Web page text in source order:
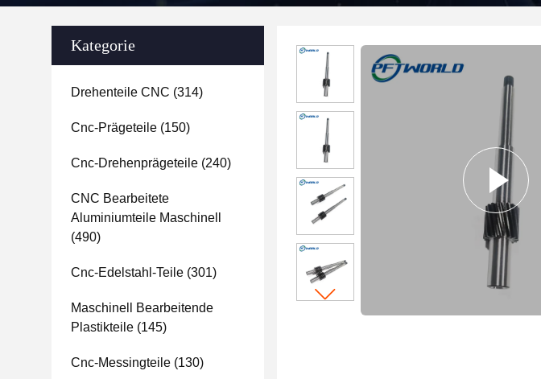
Kategorie
Drehenteile CNC (314)
Cnc-Prägeteile (150)
Cnc-Drehenprägeteile (240)
CNC Bearbeitete
Aluminiumteile Maschinell
(490)
Cnc-Edelstahl-Teile (301)
Maschinell Bearbeitende
Plastikteile (145)
Cnc-Messingteile (130)